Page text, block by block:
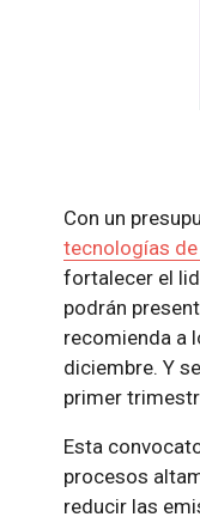
Con un
tecnologías
fortalecer el
podrán
recomienda a
diciembre. Y
primer
Esta
procesos
reducir las